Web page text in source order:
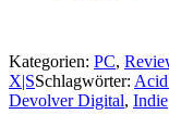
Kategorien: PC,
X|SSchlagwörter:
Devolver Digital, Indie